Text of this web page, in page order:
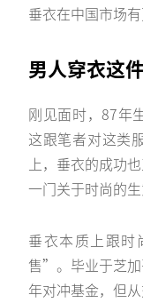
垂衣在中国市场有
男人穿衣这
刚见面时，87年
这跟笔者对这类
上，垂衣的成功
一门关于时尚的生
垂衣本质上跟时
售”。毕业于芝
年对冲基金，但